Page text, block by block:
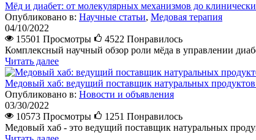
Мёд и диабет: от молекулярных механизмов до
Опубликовано в: Научные статьи, Медовая терапия
04/10/2022
15501 Просмотры
4522 Понравилось
Комплексный научный обзор роли мёда в управлении
Читать далее
Медовый хаб: ведущий поставщик натуральных
Опубликовано в: Новости и объявления
03/30/2022
10573 Просмотры
1251 Понравилось
Медовый хаб - это ведущий поставщик натуральных